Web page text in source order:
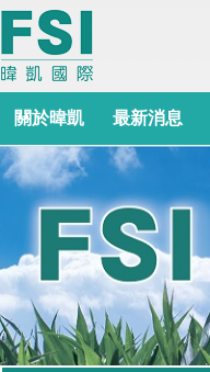
關於暐凱 最新消息